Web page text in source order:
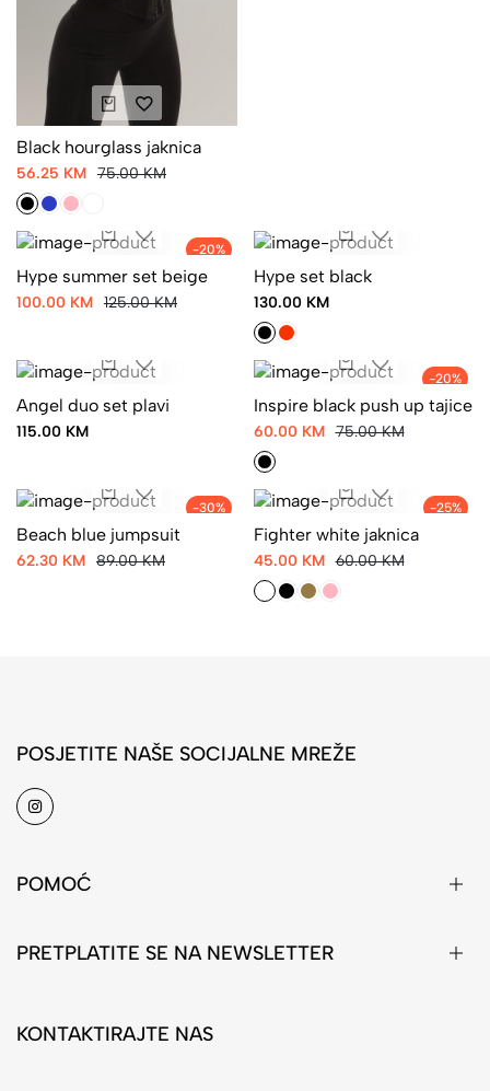
Black hourglass jaknica
56.25 KM 75.00 KM
-20%
Hype summer set beige
100.00 KM 125.00 KM
Hype set black
130.00 KM
Angel duo set plavi
115.00 KM
-20%
Inspire black push up tajice
60.00 KM 75.00 KM
-30%
Beach blue jumpsuit
62.30 KM 89.00 KM
-25%
Fighter white jaknica
45.00 KM 60.00 KM
POSJETITE NAŠE SOCIJALNE MREŽE
POMOĆ
PRETPLATITE SE NA NEWSLETTER
KONTAKTIRAJTE NAS